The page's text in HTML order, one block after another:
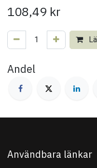
108,49 kr
Andel
Användbara länkar